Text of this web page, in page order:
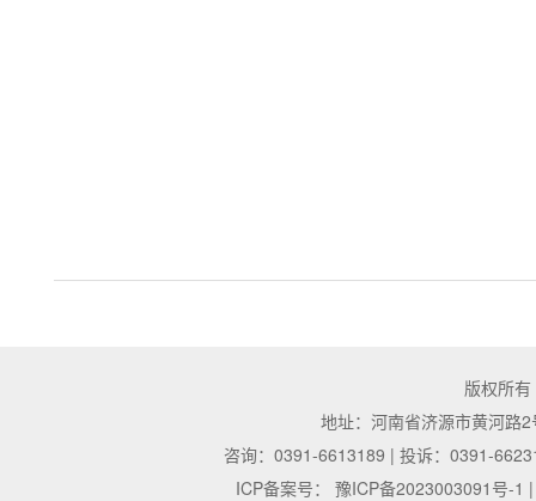
版权所
地址：河南省济源市黄河路
咨询：0391-6613189 | 投诉：0391-
ICP备案号：
豫ICP备2023003091号-1